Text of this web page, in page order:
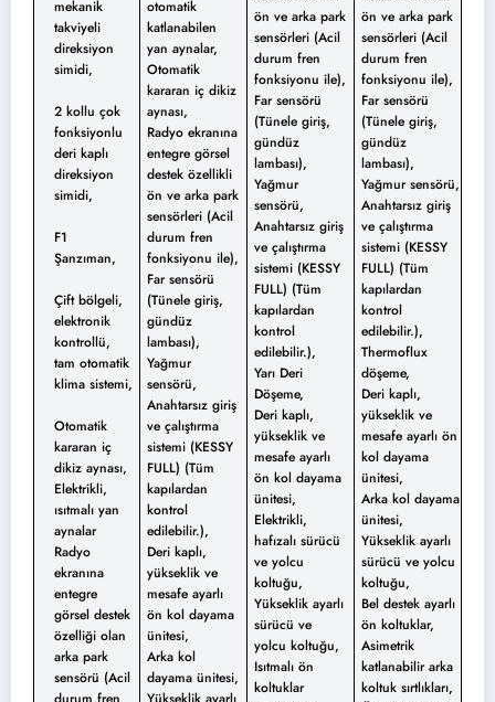
mekanik
takviyeli
direksiyon
simidi,
2 kollu çok
fonksiyonlu
deri kaplı
direksiyon
simidi,
F1
Şanzıman,
Çift bölgeli,
elektronik
kontrollü,
tam otomatik
klima sistemi,
Otomatik
kararan iç
dikiz aynası,
Elektrikli,
ısıtmalı yan
aynalar
Radyo
ekranına
entegre
görsel destek
özelliği olan
arka park
sensörü (Acil
otomatik
katlanabilen
yan aynalar,
Otomatik
kararan iç dikiz
aynası,
Radyo ekranına
entegre görsel
destek özellikli
ön ve arka park
sensörleri (Acil
durum fren
fonksiyonu ile),
Far sensörü
(Tünele giriş,
gündüz
lambası),
Yağmur
sensörü,
Anahtarsız giriş
ve çalıştırma
sistemi (KESSY
FULL) (Tüm
kapılardan
kontrol
edilebilir.),
Deri kaplı,
yükseklik ve
mesafe ayarlı
ön kol dayama
ünitesi,
Arka kol
dayama ünitesi,
ön ve arka park
sensörleri (Acil
durum fren
fonksiyonu ile),
Far sensörü
(Tünele giriş,
gündüz
lambası),
Yağmur
sensörü,
Anahtarsız giriş
ve çalıştırma
sistemi (KESSY
FULL) (Tüm
kapılardan
kontrol
edilebilir.),
Yarı Deri
Döşeme,
Deri kaplı,
yükseklik ve
mesafe ayarlı
ön kol dayama
ünitesi,
Elektrikli,
hafızalı sürücü
ve yolcu
koltuğu,
Yükseklik ayarlı
sürücü ve
yolcu koltuğu,
Isıtmalı ön
koltuklar
ön ve arka park
sensörleri (Acil
durum fren
fonksiyonu ile),
Far sensörü
(Tünele giriş,
gündüz
lambası),
Yağmur sensörü,
Anahtarsız giriş
ve çalıştırma
sistemi (KESSY
FULL) (Tüm
kapılardan
kontrol
edilebilir.),
Thermoflux
döşeme,
Deri kaplı,
yükseklik ve
mesafe ayarlı ön
kol dayama
ünitesi,
Arka kol dayama
ünitesi,
Yükseklik ayarlı
sürücü ve yolcu
koltuğu,
Bel destek ayarlı
ön koltuklar,
Asimetrik
katlanabilir arka
koltuk sırtlıkları,